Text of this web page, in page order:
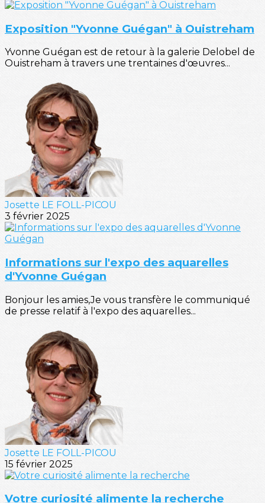
Exposition "Yvonne Guégan" à Ouistreham
Yvonne Guégan est de retour à la galerie Delobel de
Ouistreham à travers une trentaines d'œuvres...
Josette LE FOLL-PICOU
3 février 2025
Informations sur l'expo des aquarelles
d'Yvonne Guégan
Bonjour les amies,Je vous transfère le communiqué
de presse relatif à l'expo des aquarelles...
Josette LE FOLL-PICOU
15 février 2025
Votre curiosité alimente la recherche